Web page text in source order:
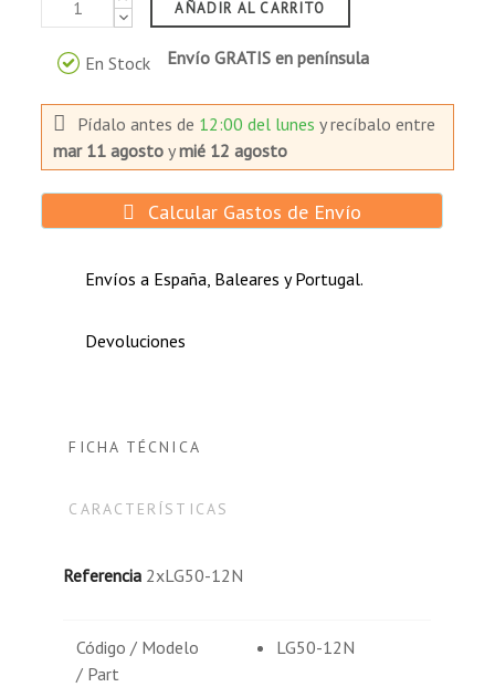
AÑADIR AL CARRITO
En Stock Envío GRATIS en península
Pídalo antes de 12:00 del lunesy recíbaloentre
mar 11 agosto ymié 12 agosto
Calcular Gastos de Envío
Envíos a España, Baleares y Portugal.
Devoluciones
FICHA TÉCNICA
CARACTERÍSTICAS
Referencia 2xLG50-12N
Código / Modelo
/ Part
LG50-12N